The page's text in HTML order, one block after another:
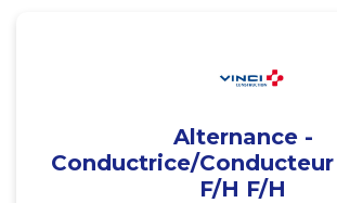
Alternance -
Conductrice/
F/H F/H